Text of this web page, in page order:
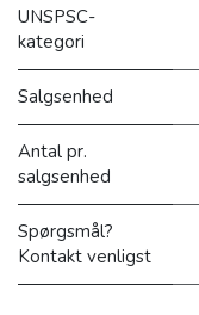
UNSPSC-
kategori
Salgsenhed
Antal pr.
salgsenhed
Spørgsmål?
Kontakt venligst